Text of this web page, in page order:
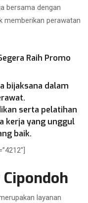
bersama dengan
memberikan perawatan
Raih Promo
bijaksana dalam
serta pelatihan
kerja yang unggul
baik.
layanan